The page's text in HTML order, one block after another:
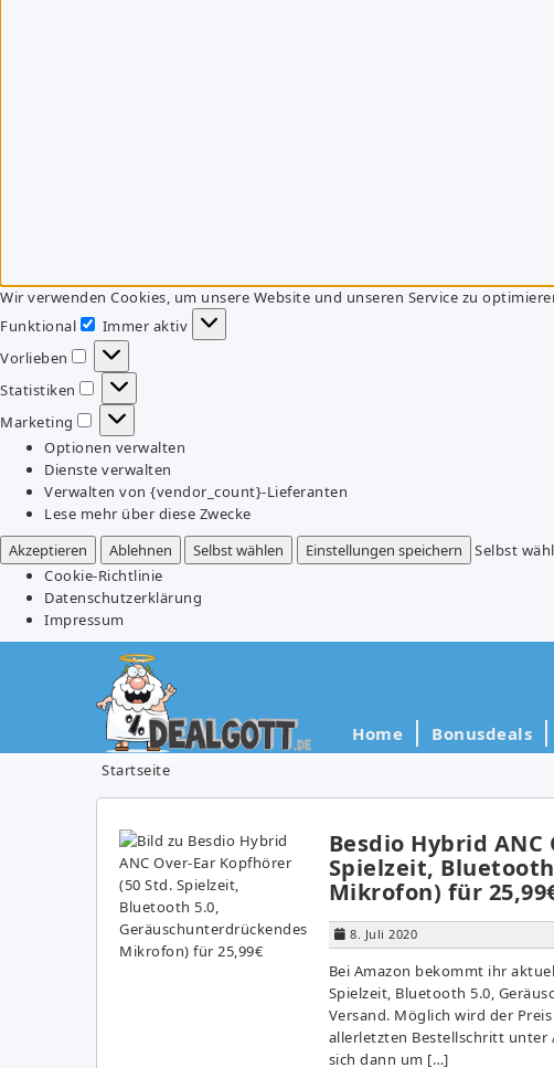
Wir verwenden Cookies, um unsere Website und unseren Service zu
Funktional
Funktional
Immer aktiv
Vorlieben
Vorlieben
Statistiken
Statistiken
Marketing
Marketing
Optionen verwalten
Dienste verwalten
Verwalten von {vendor_count}-Lieferanten
Lese mehr über diese Zwecke
Akzeptieren
Ablehnen Selbst wählen Einstellungen speichern
Selbst
Cookie-Richtlinie
Datenschutzerklärung
Impressum
Home Bonusdeals
Startseite
Besdio Hybrid ANC
Spielzeit,
Mikrofon) für
8. Juli 2020
Bei Amazon bekommt ihr
Spielzeit, Bluetooth 5.0,
Versand. Möglich wird der
allerletzten Bestellschritt unter
sich dann um […]